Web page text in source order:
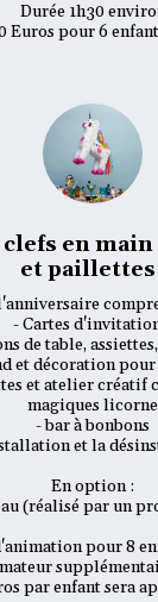
Durée 1h30
Euros pour 6
en
et
- Cartes
de table,
et décoration
et atelier créatif
magiques licorne
- bar à bonbons
et la
En option :
(réalisé par un
pour 8
par enfant sera